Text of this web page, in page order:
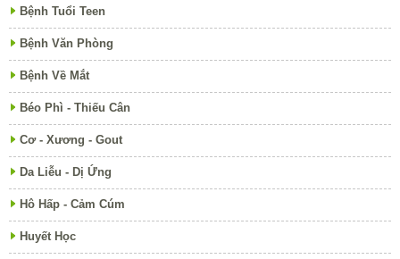
Bệnh Tuổi Teen
Bệnh Văn Phòng
Bệnh Về Mắt
Béo Phì - Thiếu Cân
Cơ - Xương - Gout
Da Liễu - Dị Ứng
Hô Hấp - Cảm Cúm
Huyết Học